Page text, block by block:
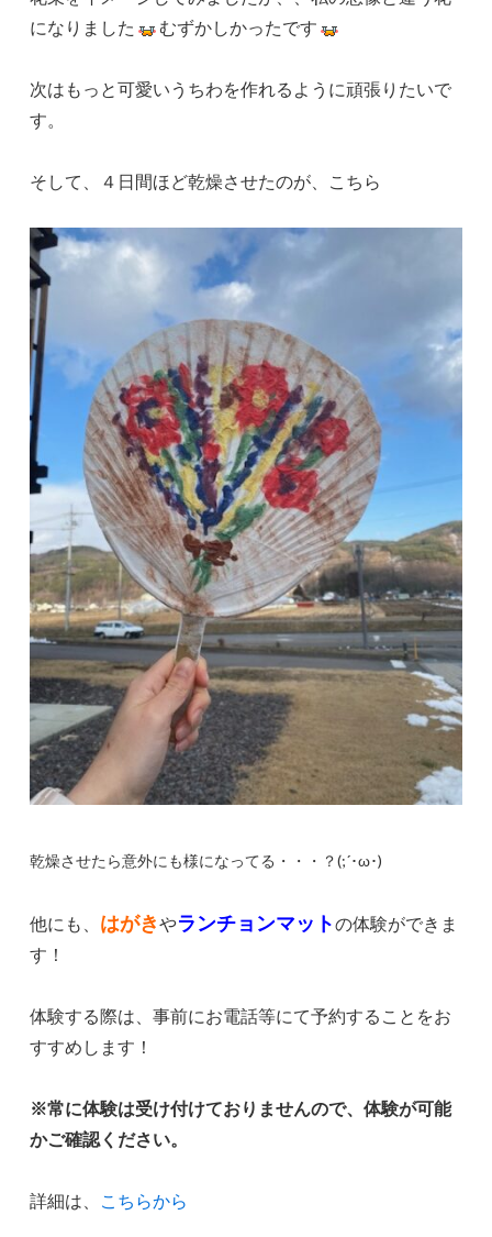
になりました
むずかしかったです
次はもっと可愛いうちわを作れるように頑張りたいで
す。
そして、４日間ほど乾燥させたのが、こちら
乾燥させたら意外にも様になってる・・・？(;´･ω･)
他にも、 はがきやランチョンマットの体験ができま
す！
体験する際は、事前にお電話等にて予約することをお
すすめします！
※常に体験は受け付けておりませんので、体験が可能
かご確認ください。
詳細は、 こちらから